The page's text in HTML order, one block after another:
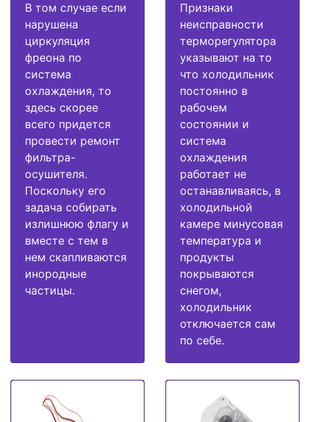
В том случае если
нарушена
циркуляция
фреона по
система
охлаждения, то
здесь скорее
всего придется
провести ремонт
фильтра-
осушителя.
Поскольку его
задача собирать
излишнюю флагу и
вместе с тем в
нем скапливаются
инородные
частицы.
Признаки
неисправности
терморегулятора
указывают на то
что холодильник
постоянно в
рабочем
состоянии и
система
охлаждения
работает не
останавливаясь, в
холодильной
камере минусовая
температура и
продукты
покрываются
снегом,
холодильник
отключается сам
по себе.